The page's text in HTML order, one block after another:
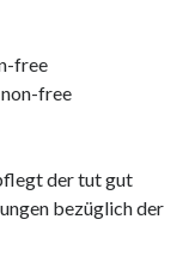
free
free
der tut gut
bezüglich der